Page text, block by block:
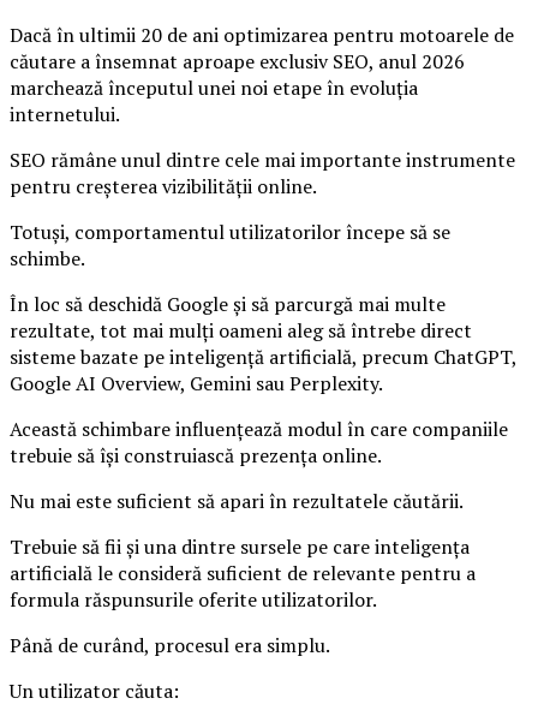
Dacă în ultimii 20 de ani optimizarea pentru motoarele de
căutare a însemnat aproape exclusiv SEO, anul 2026
marchează începutul unei noi etape în evoluția
internetului.
SEO rămâne unul dintre cele mai importante instrumente
pentru creșterea vizibilității online.
Totuși, comportamentul utilizatorilor începe să se
schimbe.
În loc să deschidă Google și să parcurgă mai multe
rezultate, tot mai mulți oameni aleg să întrebe direct
sisteme bazate pe inteligență artificială, precum ChatGPT,
Google AI Overview, Gemini sau Perplexity.
Această schimbare influențează modul în care companiile
trebuie să își construiască prezența online.
Nu mai este suficient să apari în rezultatele căutării.
Trebuie să fii și una dintre sursele pe care inteligența
artificială le consideră suficient de relevante pentru a
formula răspunsurile oferite utilizatorilor.
Până de curând, procesul era simplu.
Un utilizator căuta: